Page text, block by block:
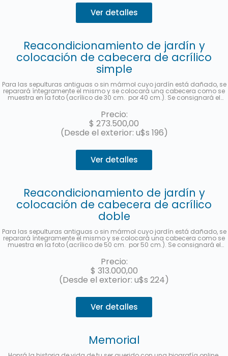
Ver detalles
Reacondicionamiento de jardín y
colocación de cabecera de acrílico
simple
Para las sepulturas antiguas o sin mármol cuyo jardín está dañado, se
reparará íntegramente el mismo y se colocará una cabecera como se
muestra en la foto (acrílico de 30 cm. por 40 cm.). Se consignará el
castellano y hebreo más la ubicación (manzana, tablón y sepultura). Se
enviará una foto una vez finalizado el trabajo. Hasta 3 cuotas sin interés
con MercadoPago.
Precio:
$ 273.500,00
(Desde el exterior: u$s 196)
Ver detalles
Reacondicionamiento de jardín y
colocación de cabecera de acrílico
doble
Para las sepulturas antiguas o sin mármol cuyo jardín está dañado, se
reparará íntegramente el mismo y se colocará una cabecera como se
muestra en la foto (acrílico de 50 cm. por 50 cm.). Se consignará el
castellano y hebreo más la ubicación (manzana, tablón y sepultura) de
cada fallecido. Se enviará una foto una vez finalizado el trabajo. Hasta 3
cuotas sin interés con MercadoPago.
Precio:
$ 313.000,00
(Desde el exterior: u$s 224)
Ver detalles
Memorial